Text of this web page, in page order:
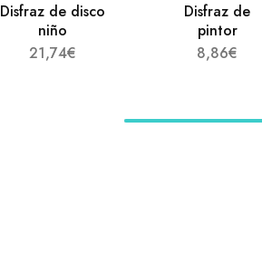
Disfraz de disco
niño
21,74€
Disfraz de
pintor
8,86€